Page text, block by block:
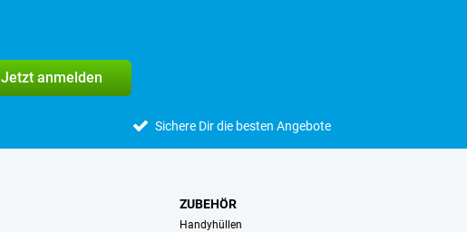
Jetzt anmelden
Sichere Dir die besten Angebote
ZUBEHÖR
Handyhüllen